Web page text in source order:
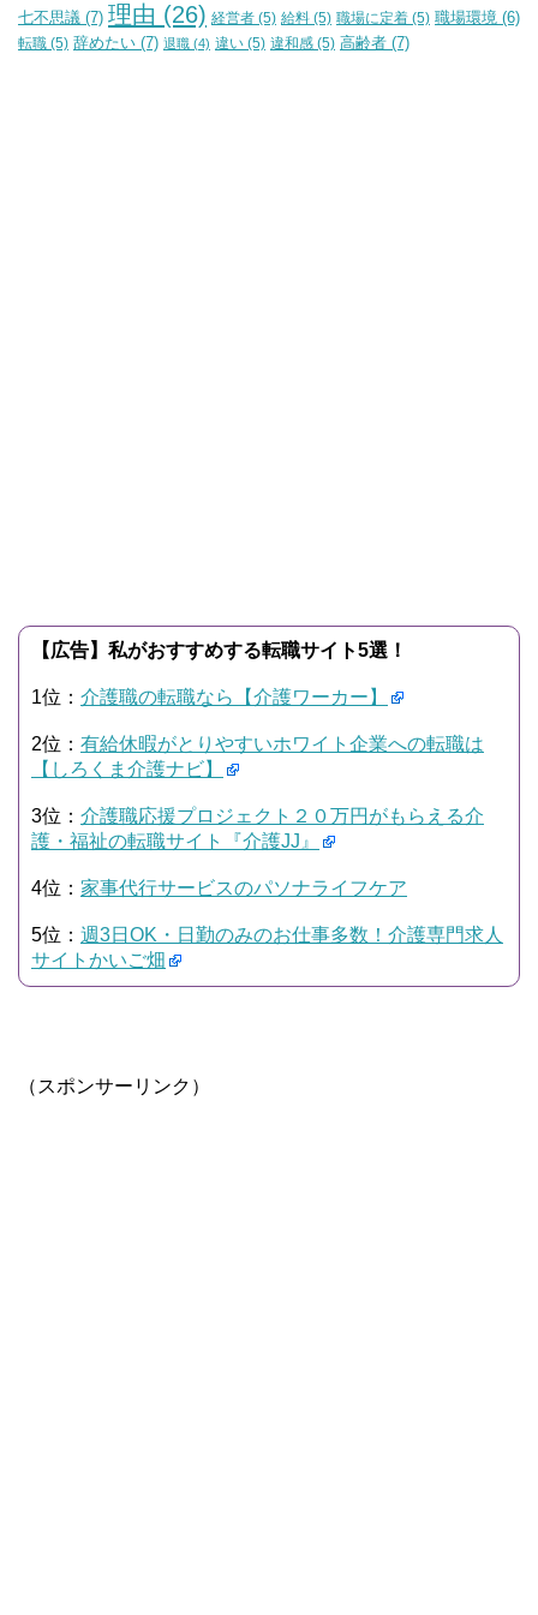
七不思議 (7) 理由 (26) 経営者 (5) 給料 (5) 職場に定着 (5) 職場環境 (6)
転職 (5) 辞めたい (7) 退職 (4) 違い (5) 違和感 (5) 高齢者 (7)
【広告】私がおすすめする転職サイト5選！
1位： 介護職の転職なら【介護ワーカー】
2位： 有給休暇がとりやすいホワイト企業への転職は
【しろくま介護ナビ】
3位： 介護職応援プロジェクト２０万円がもらえる介
護・福祉の転職サイト『介護JJ』
4位： 家事代行サービスのパソナライフケア
5位： 週3日OK・日勤のみのお仕事多数！介護専門求人
サイトかいご畑
（スポンサーリンク）